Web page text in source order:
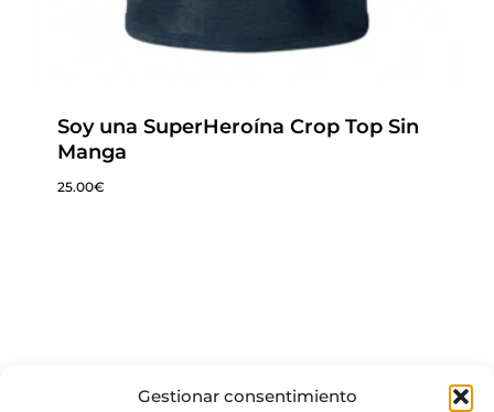
Gestionar consentimiento
Soy una SuperHeroína Crop Top Sin
Manga
25.00€